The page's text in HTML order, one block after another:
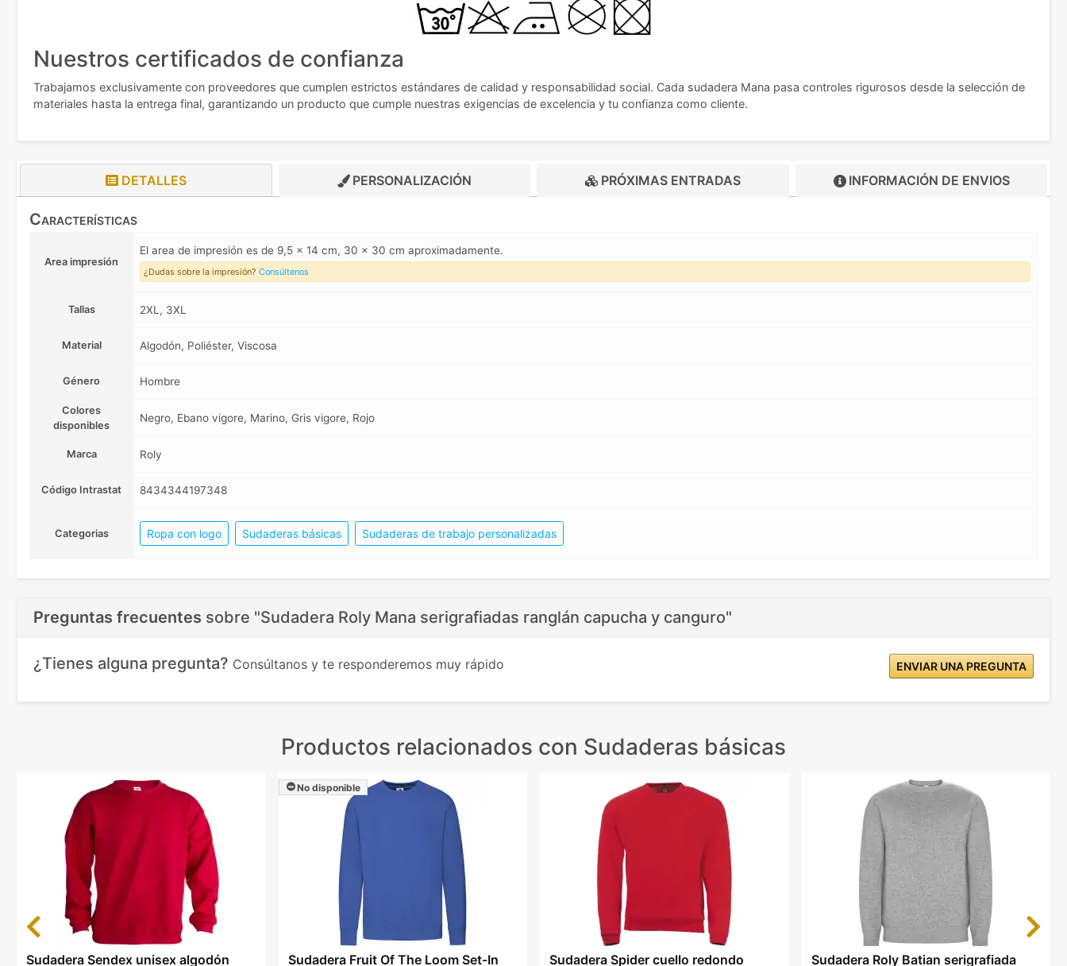
Nuestros certificados de confianza
Trabajamos exclusivamente con proveedores que cumplen estrictos estándares de calidad y responsabilidad social. Cada sudadera Mana pasa controles rigurosos desde la selección de
materiales hasta la entrega final, garantizando un producto que cumple nuestras exigencias de excelencia y tu confianza como cliente.
DETALLES PERSONALIZACIÓN PRÓXIMAS ENTRADAS INFORMACIÓN DE ENVIOS
Características
Area impresión
El area de impresión es de 9,5 x 14 cm, 30 x 30 cm aproximadamente.
¿Dudas sobre la impresión? Consúltenos
Tallas 2XL, 3XL
Material Algodón, Poliéster, Viscosa
Género Hombre
Colores
disponibles
Negro, Ebano vigore, Marino, Gris vigore, Rojo
Marca Roly
Código Intrastat 8434344197348
Categorias Ropa con logo Sudaderas básicas Sudaderas de trabajo personalizadas
Preguntas frecuentes sobre "Sudadera Roly Mana serigrafiadas ranglán capucha y canguro"
¿Tienes alguna pregunta? Consúltanos y te responderemos muy rápido ENVIAR UNA PREGUNTA
Productos relacionados con Sudaderas básicas
Sudadera Sendex unisex algodón
No disponible
Sudadera Fruit Of The Loom Set-In Sudadera Spider cuello redondo Sudadera Roly Batian serigrafiada
Previous Next